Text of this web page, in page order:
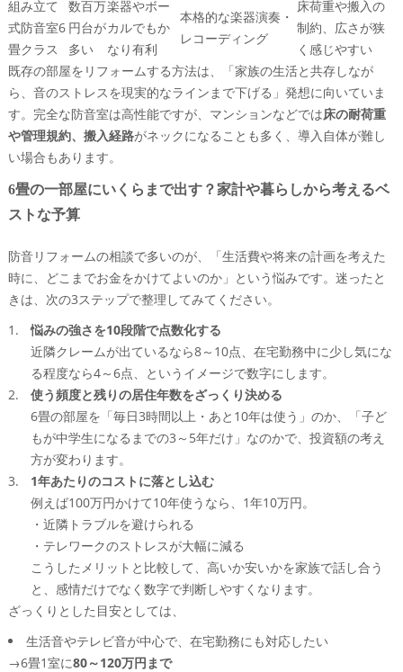
組み立て
式防音室6
畳クラス
数百万
円台が
多い
楽器やボー
カルでもか
なり有利
本格的な楽器演奏・
レコーディング
床荷重や搬入の
制約、広さが狭
く感じやすい
既存の部屋をリフォームする方法は、「家族の生活と共存しなが
ら、音のストレスを現実的なラインまで下げる」発想に向いていま
す。完全な防音室は高性能ですが、マンションなどでは床の耐荷重
や管理規約、搬入経路がネックになることも多く、導入自体が難し
い場合もあります。
6畳の一部屋にいくらまで出す？家計や暮らしから考えるベ
ストな予算
防音リフォームの相談で多いのが、「生活費や将来の計画を考えた
時に、どこまでお金をかけてよいのか」という悩みです。迷ったと
きは、次の3ステップで整理してみてください。
悩みの強さを10段階で点数化する
近隣クレームが出ているなら8～10点、在宅勤務中に少し気にな
る程度なら4～6点、というイメージで数字にします。
使う頻度と残りの居住年数をざっくり決める
6畳の部屋を「毎日3時間以上・あと10年は使う」のか、「子ど
もが中学生になるまでの3～5年だけ」なのかで、投資額の考え
方が変わります。
1年あたりのコストに落とし込む
例えば100万円かけて10年使うなら、1年10万円。
・近隣トラブルを避けられる
・テレワークのストレスが大幅に減る
こうしたメリットと比較して、高いか安いかを家族で話し合う
と、感情だけでなく数字で判断しやすくなります。
ざっくりとした目安としては、
生活音やテレビ音が中心で、在宅勤務にも対応したい
→6畳1室に80～120万円まで